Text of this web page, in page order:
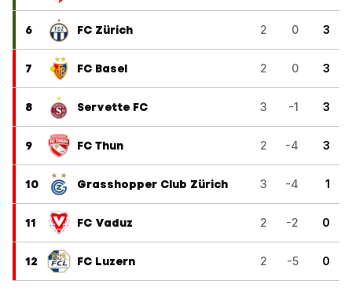
6 FC Zürich 2 0 3
7 FC Basel 2 0 3
8 Servette FC 3 -1 3
9 FC Thun 2 -4 3
10 Grasshopper Club Zürich 3 -4 1
11 FC Vaduz 2 -2 0
12 FC Luzern 2 -5 0